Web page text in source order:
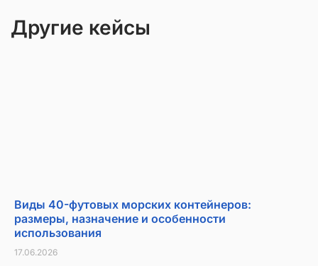
Другие кейсы
Виды 40-футовых морских контейнеров:
размеры, назначение и особенности
использования
17.06.2026